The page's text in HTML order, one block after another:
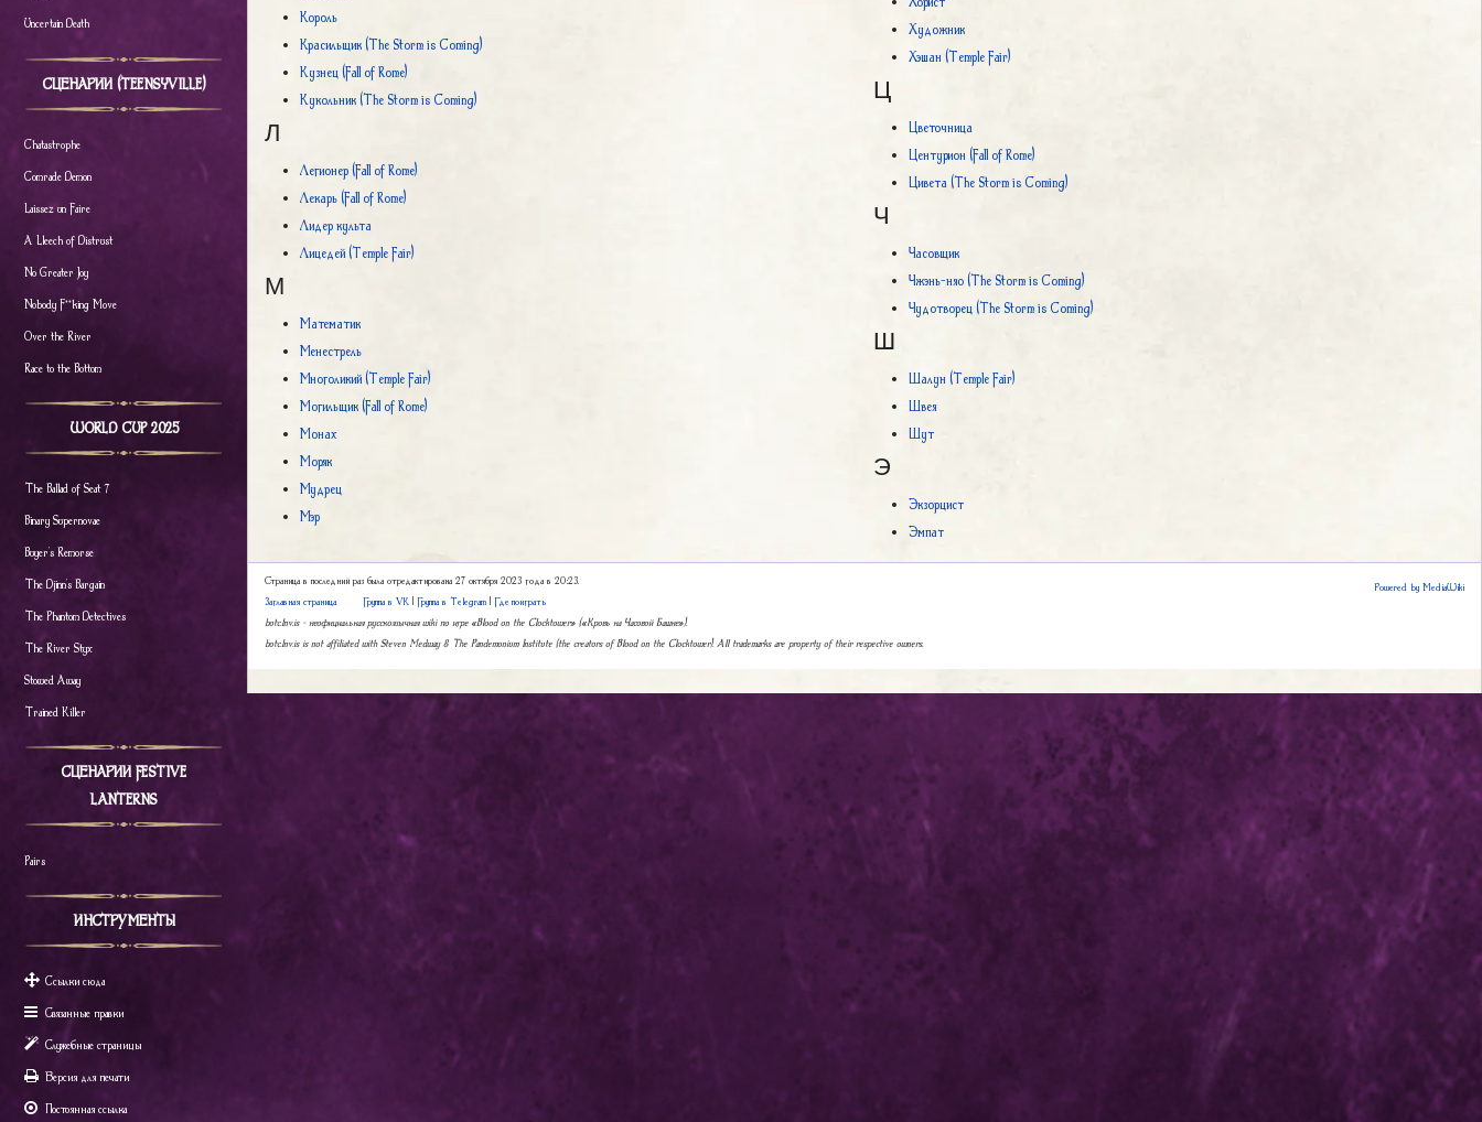
Uncertain Death
СЦЕНАРИИ (TEENSYVILLE)
Chatastrophe
Comrade Demon
Laissez un Faire
A Lleech of Distrust
No Greater Joy
Nobody F**king Move
Over the River
Race to the Bottom
WORLD CUP 2025
The Ballad of Seat 7
Binary Supernovae
Buyer's Remorse
The Djinn's Bargain
The Phantom Detectives
The River Styx
Stowed Away
Trained Killer
СЦЕНАРИИ FESTIVE
LANTERNS
Pairs
ИНСТРУМЕНТЫ
Ссылки сюда
Связанные правки
Служебные страницы
Версия для печати
Постоянная ссылка
Король
Красильщик (The Storm is Coming)
Кузнец (Fall of Rome)
Кукольник (The Storm is Coming)
Л
Легионер (Fall of Rome)
Лекарь (Fall of Rome)
Лидер культа
Лицедей (Temple Fair)
М
Математик
Менестрель
Многоликий (Temple Fair)
Могильщик (Fall of Rome)
Монах
Моряк
Мудрец
Мэр
Художник
Хэшан (Temple Fair)
Ц
Цветочница
Центурион (Fall of Rome)
Цивета (The Storm is Coming)
Ч
Часовщик
Чжэнь-няо (The Storm is Coming)
Чудотворец (The Storm is Coming)
Ш
Шалун (Temple Fair)
Швея
Шут
Э
Экзорцист
Эмпат
Страница в последний раз была отредактирована 27 октября 2023 года в 20:23.
Заглавная страница
Группа в VK |Группа в Telegram |Где поиграть
botc.1nv.is – неофициальная русскоязычная wiki по игре «Blood on the Clocktower» («Кровь на Часовой Башне»).
botc.1nv.is is not affiliated with Steven Medway & The Pandemonium Institute (the creators of Blood on the Clocktower). All trademarks are property of their respective owners.
Powered by MediaWiki